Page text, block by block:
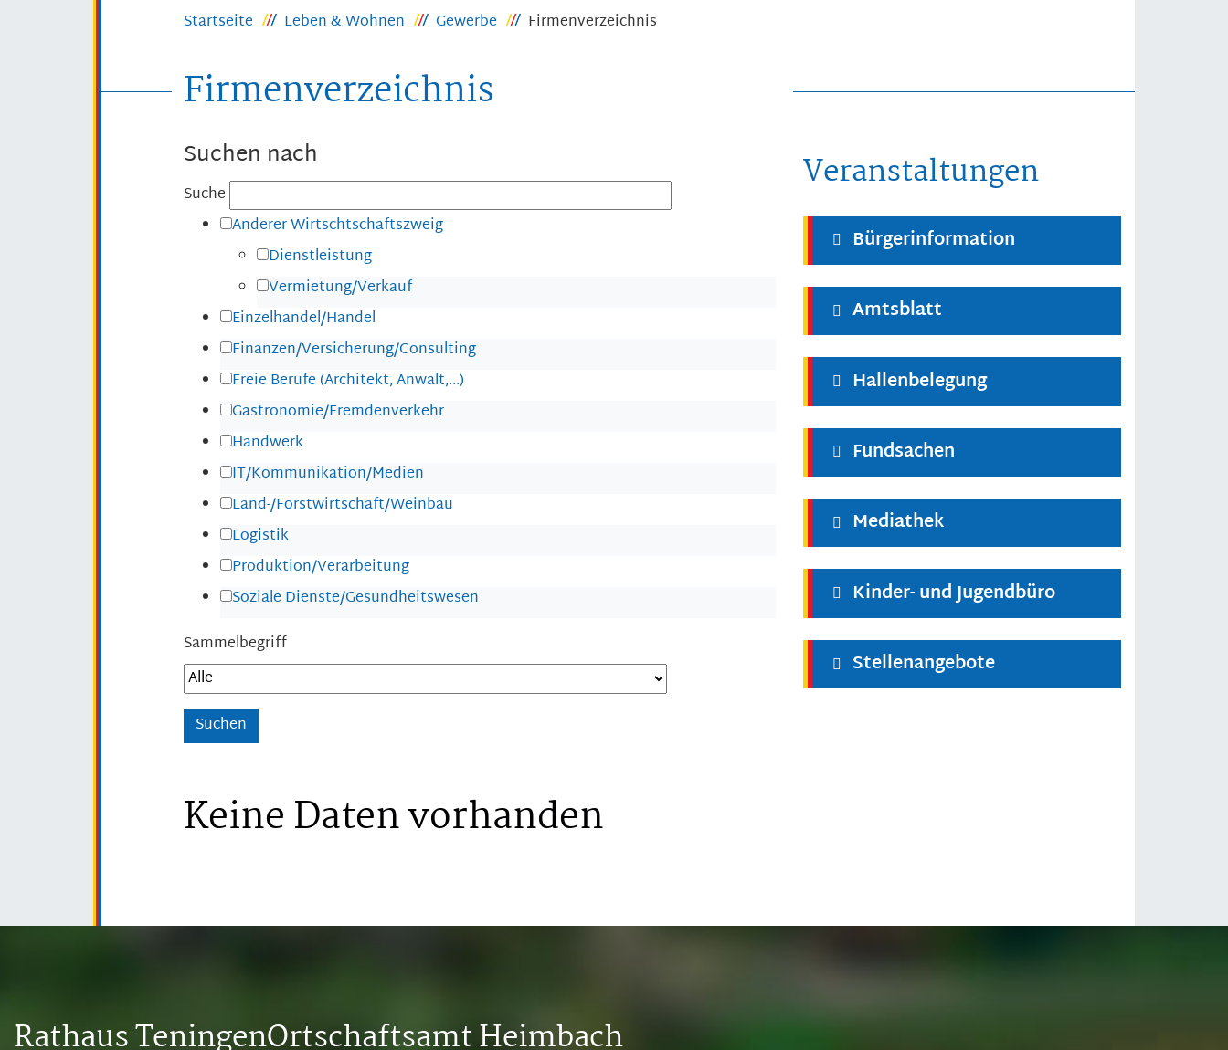
Startseite Leben & Wohnen Gewerbe Firmenverzeichnis
Firmenverzeichnis
Suchen nach
Suche
Anderer Wirtschtschaftszweig
Dienstleistung
Vermietung/Verkauf
Einzelhandel/Handel
Finanzen/Versicherung/Consulting
Freie Berufe (Architekt, Anwalt,...)
Gastronomie/Fremdenverkehr
Handwerk
IT/Kommunikation/Medien
Land-/Forstwirtschaft/Weinbau
Logistik
Produktion/Verarbeitung
Soziale Dienste/Gesundheitswesen
Sammelbegriff
Keine Daten vorhanden
Veranstaltungen
Bürgerinformation
Amtsblatt
Hallenbelegung
Fundsachen
Mediathek
Kinder- und Jugendbüro
Stellenangebote
Rathaus TeningenOrtschaftsamt Heimbach